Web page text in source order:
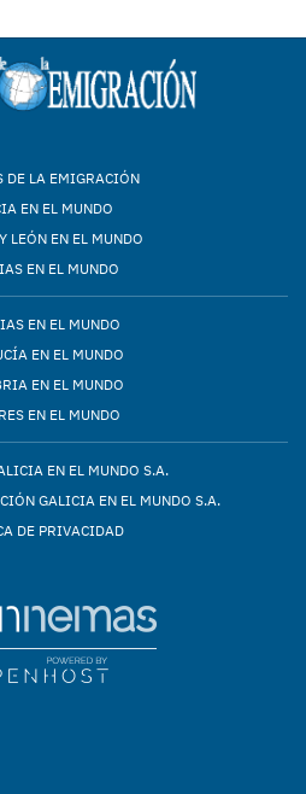
DE LA EMIGRACIÓN
EN EL MUNDO
LEÓN EN EL MUNDO
EN EL MUNDO
EN EL MUNDO
EN EL MUNDO
EN EL MUNDO
EN EL MUNDO
EN EL MUNDO S.A.
GALICIA EN EL MUNDO S.A.
DE PRIVACIDAD